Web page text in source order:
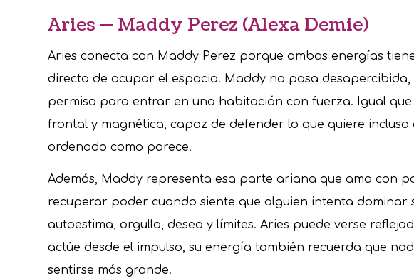
Aries — Maddy Perez (Alexa Demie)
Aries conecta con Maddy Perez porque ambas energías
directa de ocupar el espacio. Maddy no pasa
permiso para entrar en una habitación con fuerza. Igual
frontal y magnética, capaz de defender lo que quiere
ordenado como parece.
Además, Maddy representa esa parte ariana que ama con
recuperar poder cuando siente que alguien intenta dominar
autoestima, orgullo, deseo y límites. Aries puede verse
actúe desde el impulso, su energía también recuerda que
sentirse más grande.